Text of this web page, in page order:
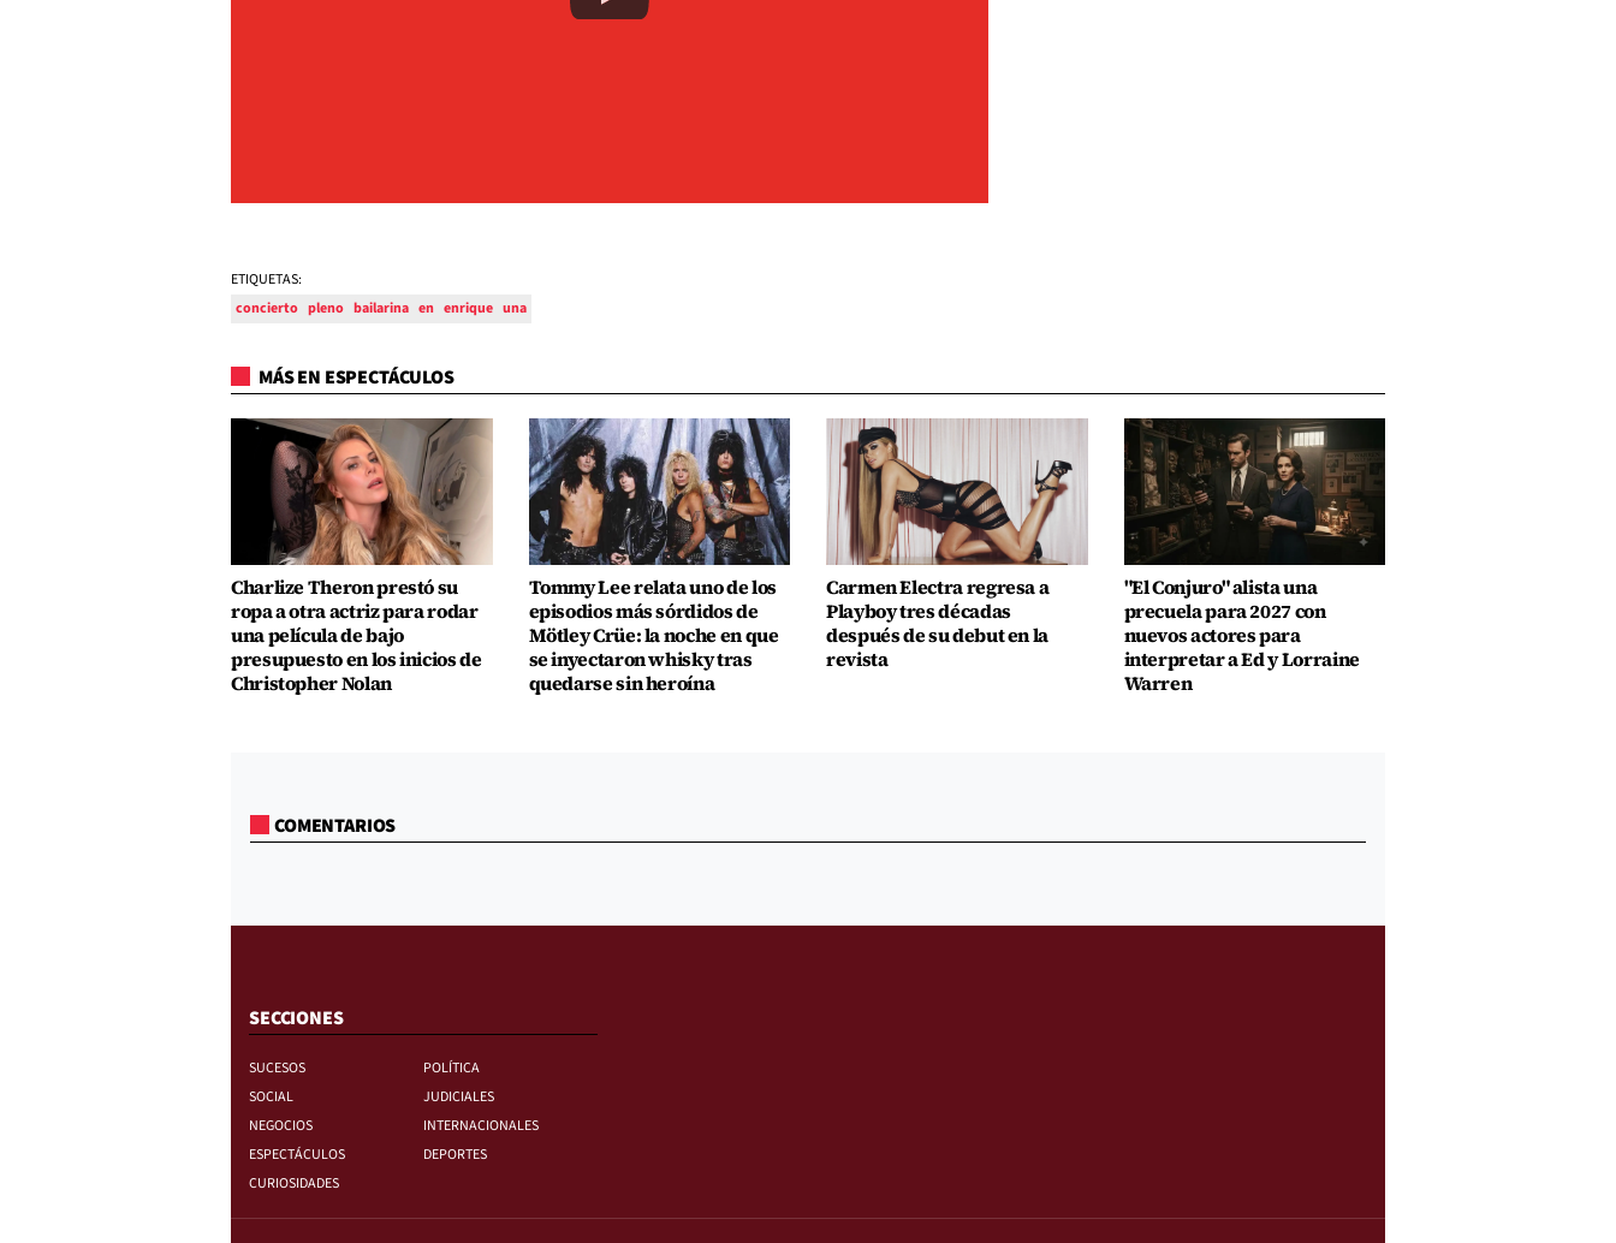
ETIQUETAS:
concierto pleno bailarina en enrique una
MÁS EN ESPECTÁCULOS
Charlize Theron prestó su
ropa a otra actriz para rodar
una película de bajo
presupuesto en los inicios de
Christopher Nolan
Tommy Lee relata uno de los
episodios más sórdidos de
Mötley Crüe: la noche en que
se inyectaron whisky tras
quedarse sin heroína
Carmen Electra regresa a
Playboy tres décadas
después de su debut en la
revista
"El Conjuro" alista una
precuela para 2027 con
nuevos actores para
interpretar a Ed y Lorraine
Warren
COMENTARIOS
SECCIONES
SUCESOS
POLÍTICA
SOCIAL
JUDICIALES
NEGOCIOS
INTERNACIONALES
ESPECTÁCULOS
DEPORTES
CURIOSIDADES